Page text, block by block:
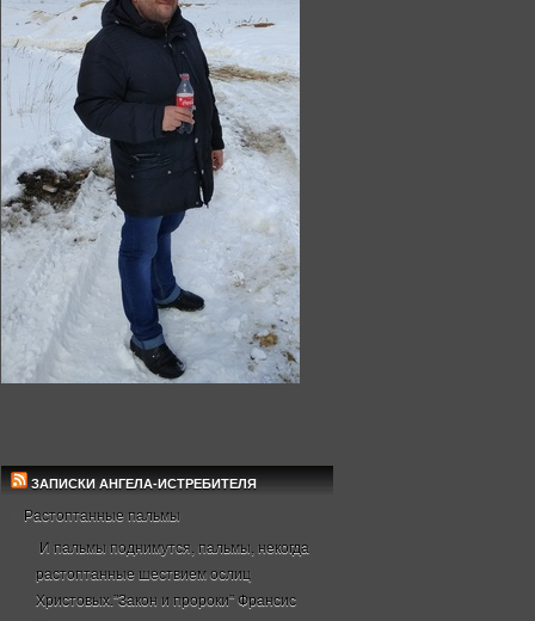
ЗАПИСКИ АНГЕЛА-ИСТРЕБИТЕЛЯ
Растоптанные пальмы
И пальмы поднимутся, пальмы, некогда
растоптанные шествием ослиц
Христовых."Закон и пророки" Франсис